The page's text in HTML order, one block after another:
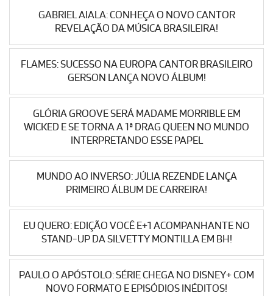
GABRIEL AIALA: CONHEÇA O NOVO CANTOR
REVELAÇÃO DA MÚSICA BRASILEIRA!
FLAMES: SUCESSO NA EUROPA CANTOR BRASILEIRO
GERSON LANÇA NOVO ÁLBUM!
GLÓRIA GROOVE SERÁ MADAME MORRIBLE EM
WICKED E SE TORNA A 1ª DRAG QUEEN NO MUNDO
INTERPRETANDO ESSE PAPEL
MUNDO AO INVERSO: JÚLIA REZENDE LANÇA
PRIMEIRO ÁLBUM DE CARREIRA!
EU QUERO: EDIÇÃO VOCÊ E+1 ACOMPANHANTE NO
STAND-UP DA SILVETTY MONTILLA EM BH!
PAULO O APÓSTOLO: SÉRIE CHEGA NO DISNEY+ COM
NOVO FORMATO E EPISÓDIOS INÉDITOS!